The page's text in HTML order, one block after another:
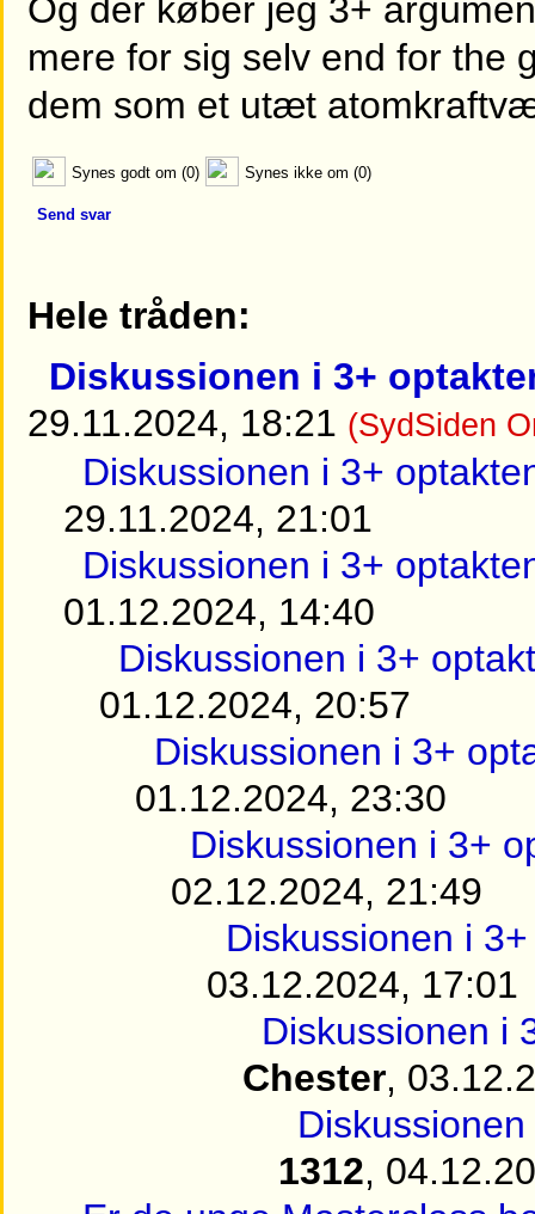
Og der køber jeg 3+
mere for sig selv end for the
dem som et utæt
Synes godt om (0) Synes ikke om (0)
Send svar
Hele tråden:
Diskussionen i 3+
29.11.2024, 18:21 (SydSiden
Diskussionen i 3+
29.11.2024, 21:01
Diskussionen i 3+
01.12.2024, 14:40
Diskussionen i 3+
01.12.2024, 20:57
Diskussionen i 3+
01.12.2024, 23:30
Diskussionen i 3+
02.12.2024, 21:49
Diskussionen i
03.12.2024, 17:01
Diskussionen i
Chester,
1312,